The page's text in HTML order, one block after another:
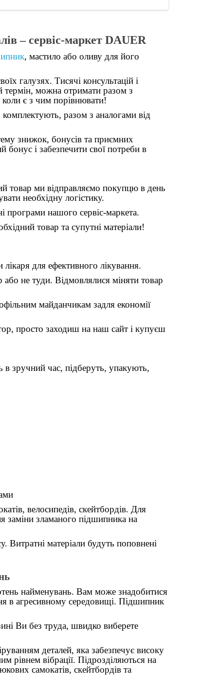
– сервіс-маркет DAUER
, мастило або оливу для його
галузях. Тисячі консультацій і
термін, можна отримати разом з
є з чим порівнювати!
разом з аналогами від
знижок, бонусів та приємних
і забезпечити свої потреби в
ми відправляємо покупцю в день
необхідну логістику.
програми нашого сервіс-маркета.
товар та супутні матеріали!
для ефективного лікування.
не туди. Відмовлялися міняти товар
майданчикам задля економії
просто заходиш на наш сайт і купуєш
в зручний час, підберуть, упакують,
велосипедів, скейтбордів. Для
заміни зламаного підшипника на
Витратні матеріали будуть поповнені
найменувань. Вам може знадобитися
в агресивному середовищі. Підшипник
Ви без труда, швидко виберете
деталей, яка забезпечує високу
рівнем вібрації. Підрозділяються на
самокатів, скейтбордів та